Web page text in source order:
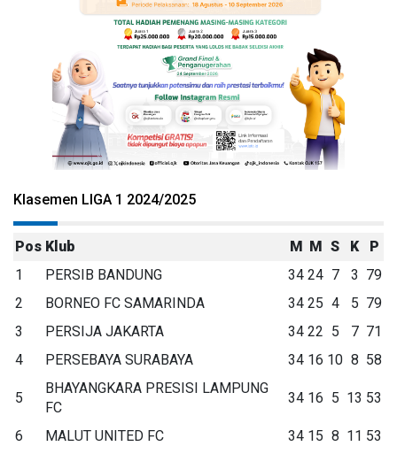
Klasemen LIGA 1 2024/2025
Pos Klub M M S K
P
1
PERSIB BANDUNG 34 24 7 3 79
2
BORNEO FC SAMARINDA 34 25 4 5 79
3
PERSIJA JAKARTA 34 22 5 7 71
4
PERSEBAYA SURABAYA 34 16 10 8 58
5
BHAYANGKARA PRESISI LAMPUNG
FC
34 16 5 13 53
6 MALUT UNITED FC 34 15 8 11 53